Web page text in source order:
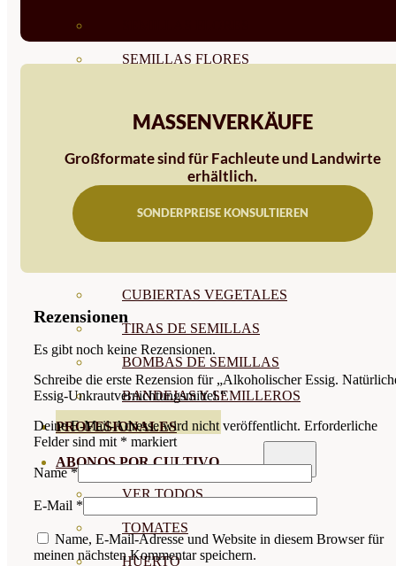
SEMILLAS FLORES
SEMILLAS TRADICIONALES
SEMILLAS BRASICAS
CUBIERTAS VEGETALES
TIRAS DE SEMILLAS
BOMBAS DE SEMILLAS
BANDEJAS Y SEMILLEROS
PROFESIONALES
ABONOS POR CULTIVO
VER TODOS
TOMATES
HUERTO
MASSENVERKÄUFE
Großformate sind für Fachleute und Landwirte
erhältlich.
SONDERPREISE KONSULTIEREN
Rezensionen
Es gibt noch keine Rezensionen.
Schreibe die erste Rezension für „Alkoholischer Essig.
Essig-Unkrautvernichtungsmittel.“
Deine E-Mail-Adresse wird nicht veröffentlicht. Erforderliche
Felder sind mit * markiert
Name*
E-Mail *
Name, E-Mail-Adresse und Website in diesem Browser für
meinen nächsten Kommentar speichern.